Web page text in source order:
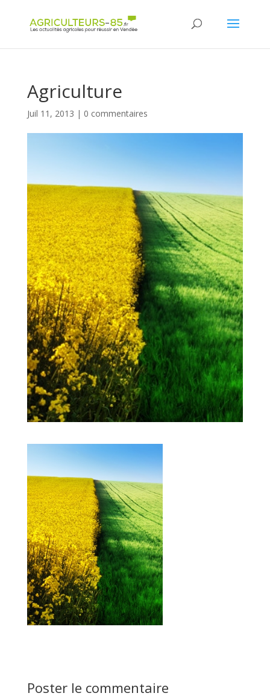
Agriculture
Juil 11, 2013 | 0 commentaires
Poster le commentaire